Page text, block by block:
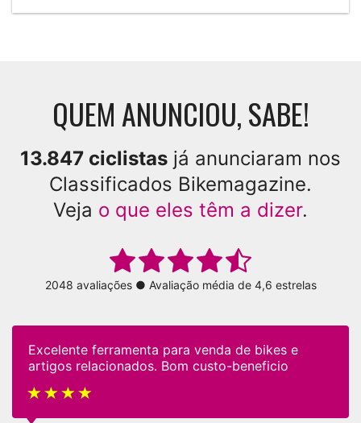
QUEM ANUNCIOU, SABE!
13.847 ciclistas já anunciaram nos
Classificados Bikemagazine.
Veja o que eles têm a dizer.
2048 avaliações ● Avaliação média de 4,6 estrelas
Excelente ferramenta para venda de bikes e
artigos relacionados. Bom custo-beneficio